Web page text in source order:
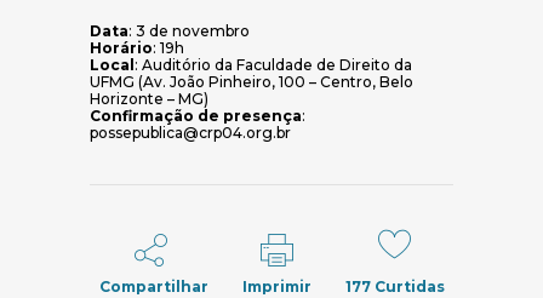
Data: 3 de novembro
Horário: 19h
Local : Auditório da Faculdade de Direito da
UFMG (Av. João Pinheiro, 100 – Centro, Belo
Horizonte – MG)
Confirmação de presença:
possepublica@crp04.org.br
Compartilhar Imprimir 177Curtidas